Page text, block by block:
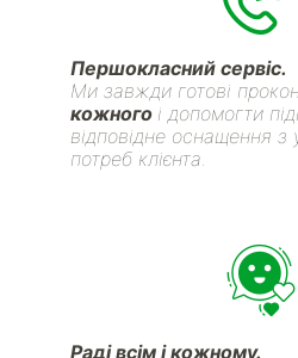
Першокласний сервіс.
Ми завжди готові
кожного і допомогти
відповідне оснащення з
потреб клієнта.
Раді всім і кожному.